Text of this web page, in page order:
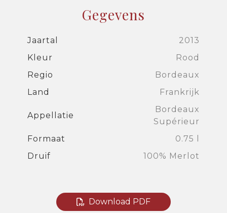
Gegevens
Jaartal
2013
Kleur
Rood
Regio
Bordeaux
Land
Frankrijk
Appellatie
Bordeaux
Supérieur
Formaat
0.75 l
Druif
100% Merlot
Download PDF